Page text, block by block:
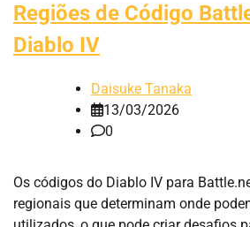
Regiões de Código
Diablo IV
Daisuke Tanaka
13/03/2026
0
Os códigos do Diablo IV para
regionais que determinam onde